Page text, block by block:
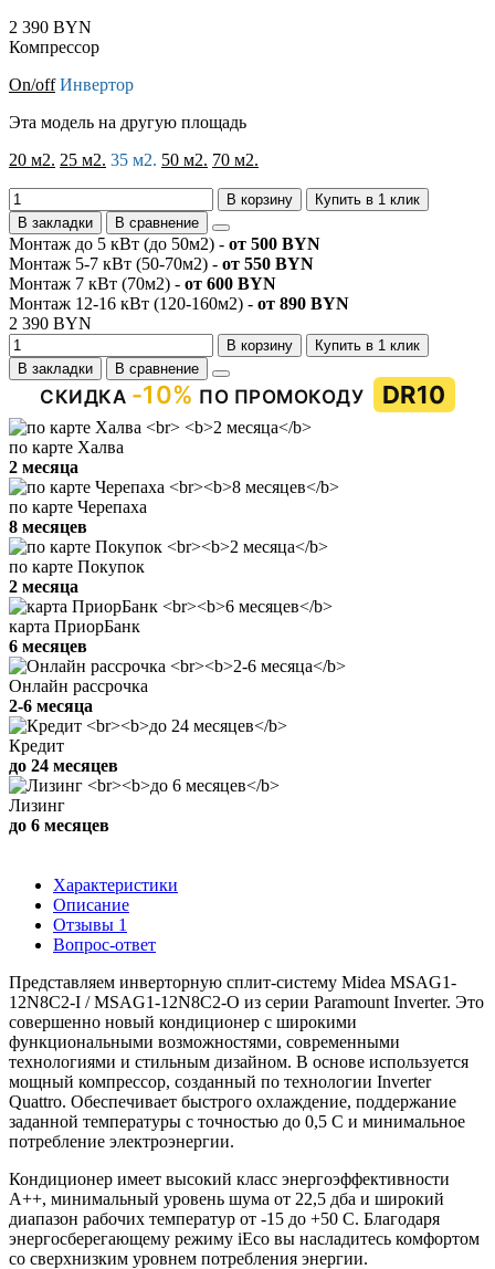
2 390 BYN
Компрессор
On/off Инвертор
Эта модель на другую площадь
20 м2. 25 м2. 35 м2. 50 м2. 70 м2.
В корзину
Купить в 1 клик
В закладки
В сравнение
Монтаж до 5 кВт (до 50м2) - от 500 BYN
Монтаж 5-7 кВт (50-70м2) - от 550 BYN
Монтаж 7 кВт (70м2) - от 600 BYN
Монтаж 12-16 кВт (120-160м2) - от 890 BYN
2 390 BYN
В корзину
Купить в 1 клик
В закладки
В сравнение
СКИДКА -10% ПО ПРОМОКОДУ DR10
по карте Халва
2 месяца
по карте Черепаха
8 месяцев
по карте Покупок
2 месяца
карта ПриорБанк
6 месяцев
Онлайн рассрочка
2-6 месяца
Кредит
до 24 месяцев
Лизинг
до 6 месяцев
Характеристики
Описание
Отзывы 1
Вопрос-ответ
Представляем инверторную сплит-систему Midea MSAG1-
12N8C2-I / MSAG1-12N8C2-O из серии Paramount Inverter. Это
совершенно новый кондиционер с широкими
функциональными возможностями, современными
технологиями и стильным дизайном. В основе используется
мощный компрессор, созданный по технологии Inverter
Quattro. Обеспечивает быстрого охлаждение, поддержание
заданной температуры с точностью до 0,5 C и минимальное
потребление электроэнергии.
Кондиционер имеет высокий класс энергоэффективности
А++, минимальный уровень шума от 22,5 дба и широкий
диапазон рабочих температур от -15 до +50 C. Благодаря
энергосберегающему режиму iEco вы насладитесь комфортом
со сверхнизким уровнем потребления энергии.